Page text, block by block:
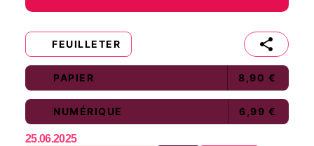
FEUILLETER
PAPIER 8,90 €
NUMÉRIQUE 6,99 €
25.06.2025